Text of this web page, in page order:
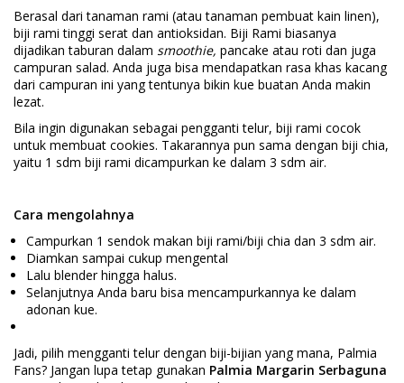
Berasal dari tanaman rami (atau tanaman pembuat kain linen),
biji rami tinggi serat dan antioksidan. Biji Rami biasanya
dijadikan taburan dalam smoothie, pancake atau roti dan juga
campuran salad. Anda juga bisa mendapatkan rasa khas kacang
dari campuran ini yang tentunya bikin kue buatan Anda makin
lezat.
Bila ingin digunakan sebagai pengganti telur, biji rami cocok
untuk membuat cookies. Takarannya pun sama dengan biji chia,
yaitu 1 sdm biji rami dicampurkan ke dalam 3 sdm air.
Cara mengolahnya
Campurkan 1 sendok makan biji rami/biji chia dan 3 sdm air.
Diamkan sampai cukup mengental
Lalu blender hingga halus.
Selanjutnya Anda baru bisa mencampurkannya ke dalam
adonan kue.
Jadi, pilih mengganti telur dengan biji-bijian yang mana, Palmia
Fans? Jangan lupa tetap gunakan Palmia Margarin Serbaguna